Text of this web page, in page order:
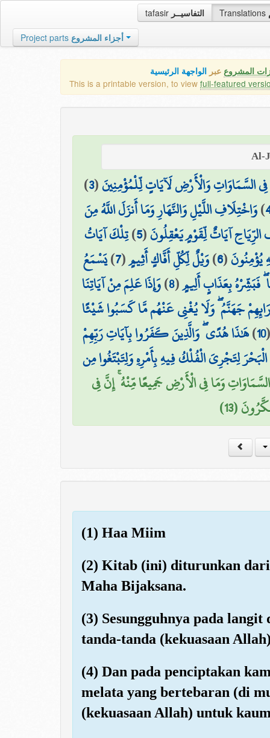
tafasir التفاسيــر Translations
Project parts أجزاء المشروع
المشروع عبر الواجهة الرئيسية
This is a printable version, to view full-featured
السَّمَاوَاتِ وَالْأَرْضِ لَآيَاتٍ لِّلْمُؤْمِنِينَ(
3
)
)وَاخْتِلَافِ اللَّيْلِ وَالنَّهَارِ وَمَا أَنزَلَ اللَّهُ مِنَ
آيَاتٌ لِّقَوْمٍ يَعْقِلُونَ(
5
)تِلْكَ آيَاتُ
يُؤْمِنُونَ(
6
)وَيْلٌ لِّكُلِّ أَفَّاكٍ أَثِيمٍ(
7
)يَسْمَعُ
فَبَشِّرْهُ بِعَذَابٍ أَلِيمٍ(
8
)وَإِذَا عَلِمَ مِنْ آيَاتِنَا
جَهَنَّمُ ۖ وَلَا يُغْنِي عَنْهُم مَّا كَسَبُوا شَيْئًا
10
)هَٰذَا هُدًى ۖ وَالَّذِينَ كَفَرُوا بِآيَاتِ رَبِّهِمْ
لِتَجْرِيَ الْفُلْكُ فِيهِ بِأَمْرِهِ وَلِتَبْتَغُوا مِن
وَمَا فِي الْأَرْضِ جَمِيعًا مِّنْهُ ۚ إِنَّ فِي
(13)
(1) Haa Miim
(2) Kitab (ini) diturunkan
Maha Bijaksana.
(3) Sesungguhnya pada
tanda-tanda (kekuasaan
(4) Dan pada penciptakan
melata yang bertebaran (di
(kekuasaan Allah) untuk